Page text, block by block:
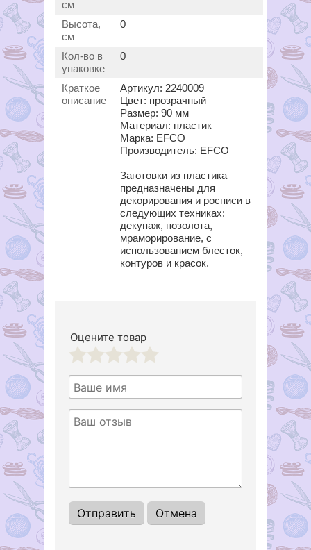
см
Высота,
см
0
Кол-во в
упаковке
0
Краткое
описание
Артикул: 2240009
Цвет: прозрачный
Размер: 90 мм
Материал: пластик
Марка: EFCO
Производитель: EFCO
Заготовки из пластика
предназначены для
декорирования и росписи в
следующих техниках:
декупаж, позолота,
мраморирование, с
использованием блесток,
контуров и красок.
Оцените товар